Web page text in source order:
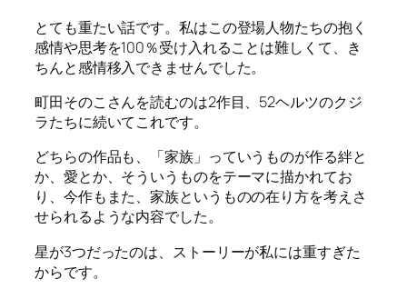
とても重たい話です。私はこの登場人物たちの抱く
感情や思考を100％受け入れることは難しくて、き
ちんと感情移入できませんでした。
町田そのこさんを読むのは2作目、52ヘルツのクジ
ラたちに続いてこれです。
どちらの作品も、「家族」っていうものが作る絆と
か、愛とか、そういうものをテーマに描かれてお
り、今作もまた、家族というものの在り方を考えさ
せられるような内容でした。
星が3つだったのは、ストーリーが私には重すぎた
からです。